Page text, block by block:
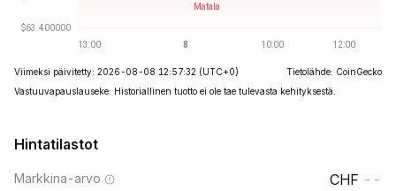
Viimeksi päivitetty: 2026-08-08 12:57:32 (UTC+0)
Tietolähde: CoinGecko
Vastuuvapauslauseke: Historiallinen tuotto ei ole tae tulevasta kehityksestä.
Hintatilastot
Markkina-arvo --